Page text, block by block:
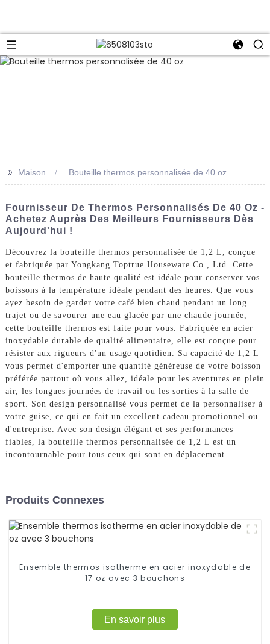
>> Maison Bouteille thermos personnalisée de 40 oz
Fournisseur De Thermos Personnalisés De 40 Oz -
Achetez Auprès Des Meilleurs Fournisseurs Dès
Aujourd'hui !
Découvrez la bouteille thermos personnalisée de 1,2 L, conçue
et fabriquée par Yongkang Toptrue Houseware Co., Ltd. Cette
bouteille thermos de haute qualité est idéale pour conserver vos
boissons à la température idéale pendant des heures. Que vous
ayez besoin de garder votre café bien chaud pendant un long
trajet ou de savourer une eau glacée par une chaude journée,
cette bouteille thermos est faite pour vous. Fabriquée en acier
inoxydable durable de qualité alimentaire, elle est conçue pour
résister aux rigueurs d'un usage quotidien. Sa capacité de 1,2 L
vous permet d'emporter une quantité généreuse de votre boisson
préférée partout où vous allez, idéale pour les aventures en plein
air, les longues journées de travail ou les sorties à la salle de
sport. Son design personnalisé vous permet de la personnaliser à
votre guise, ce qui en fait un excellent cadeau promotionnel ou
d'entreprise. Avec son design élégant et ses performances
fiables, la bouteille thermos personnalisée de 1,2 L est un
incontournable pour tous ceux qui sont en déplacement.
Produits Connexes
Ensemble thermos isotherme en acier inoxydable de
17 oz avec 3 bouchons
En savoir plus